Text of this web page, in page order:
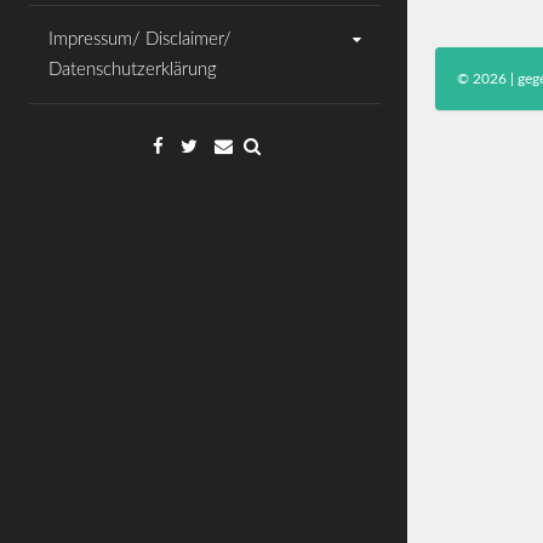
Impressum/ Disclaimer/
Datenschutzerklärung
Facebook
TwitterEmail
© 2026 |